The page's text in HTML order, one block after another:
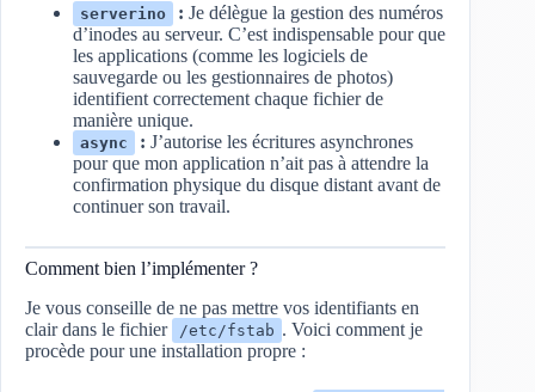
serverino : Je délègue la gestion des numéros
d’inodes au serveur. C’est indispensable pour que
les applications (comme les logiciels de
sauvegarde ou les gestionnaires de photos)
identifient correctement chaque fichier de
manière unique.
async : J’autorise les écritures asynchrones
pour que mon application n’ait pas à attendre la
confirmation physique du disque distant avant de
continuer son travail.
Comment bien l’implémenter ?
Je vous conseille de ne pas mettre vos identifiants en
clair dans le fichier
/etc/fstab . Voici comment je
procède pour une installation propre :